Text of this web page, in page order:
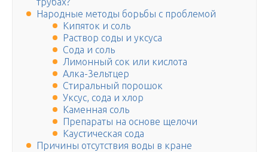
Народные методы борьбы с проблемой
Кипяток и соль
Раствор соды и уксуса
Сода и соль
Лимонный сок или кислота
Алка-3ельтцер
Стиральный порошок
Уксус, сода и хлор
Каменная соль
Препараты на основе щелочи
Каустическая сода
Причины отсутствия воды в кране